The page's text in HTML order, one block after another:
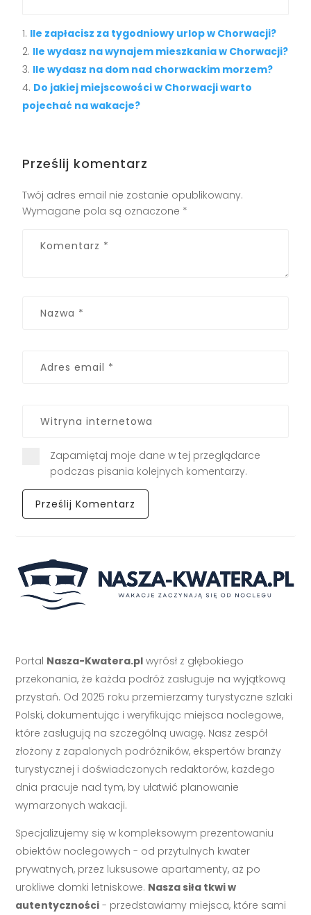
Ile zapłacisz za tygodniowy urlop w Chorwacji?
Ile wydasz na wynajem mieszkania w Chorwacji?
Ile wydasz na dom nad chorwackim morzem?
Do jakiej miejscowości w Chorwacji warto
pojechać na wakacje?
Prześlij komentarz
Twój adres email nie zostanie opublikowany.
Wymagane pola są oznaczone *
Zapamiętaj moje dane w tej przeglądarce
podczas pisania kolejnych komentarzy.
Portal Nasza-Kwatera.pl wyrósł z głębokiego
przekonania, że każda podróż zasługuje na wyjątkową
przystań. Od 2025 roku przemierzamy turystyczne szlaki
Polski, dokumentując i weryfikując miejsca noclegowe,
które zasługują na szczególną uwagę. Nasz zespół
złożony z zapalonych podróżników, ekspertów branży
turystycznej i doświadczonych redaktorów, każdego
dnia pracuje nad tym, by ułatwić planowanie
wymarzonych wakacji.
Specjalizujemy się w kompleksowym prezentowaniu
obiektów noclegowych - od przytulnych kwater
prywatnych, przez luksusowe apartamenty, aż po
urokliwe domki letniskowe. Nasza siła tkwi w
autentyczności - przedstawiamy miejsca, które sami